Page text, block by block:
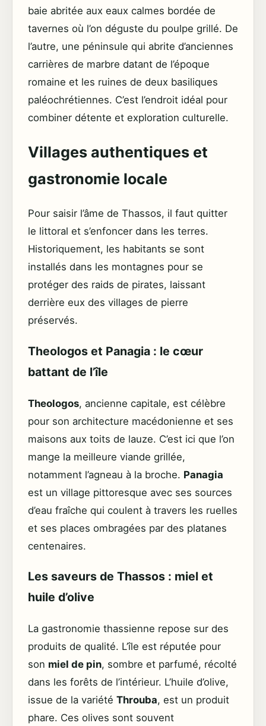
baie abritée aux eaux calmes bordée de
tavernes où l’on déguste du poulpe grillé. De
l’autre, une péninsule qui abrite d’anciennes
carrières de marbre datant de l’époque
romaine et les ruines de deux basiliques
paléochrétiennes. C’est l’endroit idéal pour
combiner détente et exploration culturelle.
Villages authentiques et
gastronomie locale
Pour saisir l’âme de Thassos, il faut quitter
le littoral et s’enfoncer dans les terres.
Historiquement, les habitants se sont
installés dans les montagnes pour se
protéger des raids de pirates, laissant
derrière eux des villages de pierre
préservés.
Theologos et Panagia : le cœur
battant de l’île
Theologos, ancienne capitale, est célèbre
pour son architecture macédonienne et ses
maisons aux toits de lauze. C’est ici que l’on
mange la meilleure viande grillée,
notamment l’agneau à la broche. Panagia
est un village pittoresque avec ses sources
d’eau fraîche qui coulent à travers les ruelles
et ses places ombragées par des platanes
centenaires.
Les saveurs de Thassos : miel et
huile d’olive
La gastronomie thassienne repose sur des
produits de qualité. L’île est réputée pour
son miel de pin, sombre et parfumé, récolté
dans les forêts de l’intérieur. L’huile d’olive,
issue de la variété Throuba, est un produit
phare. Ces olives sont souvent